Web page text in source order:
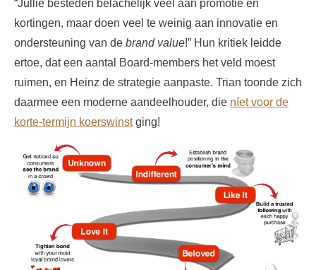
“Jullie besteden belachelijk veel aan promotie en
kortingen, maar doen veel te weinig aan innovatie en
ondersteuning van de brand value!” Hun kritiek leidde
ertoe, dat een aantal Board-members het veld moest
ruimen, en Heinz de strategie aanpaste. Trian toonde zich
daarmee een moderne aandeelhouder, die níet voor de
korte-termijn koerswinstging!